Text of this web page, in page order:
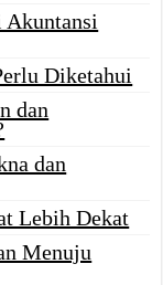
Akuntansi
Diketahui
dan
dan
Lebih Dekat
Menuju